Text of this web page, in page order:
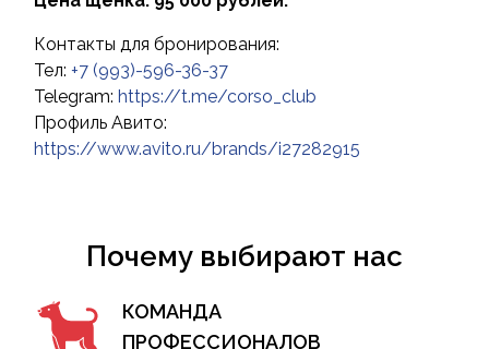
Контакты для бронирования:
Тел:+7 (993)-596-36-37
Telegram: https://t.me/corso_club
Профиль Авито:
https://www.avito.ru/brands/i27282915
Почему выбирают нас
КОМАНДА
ПРОФЕССИОНАЛОВ